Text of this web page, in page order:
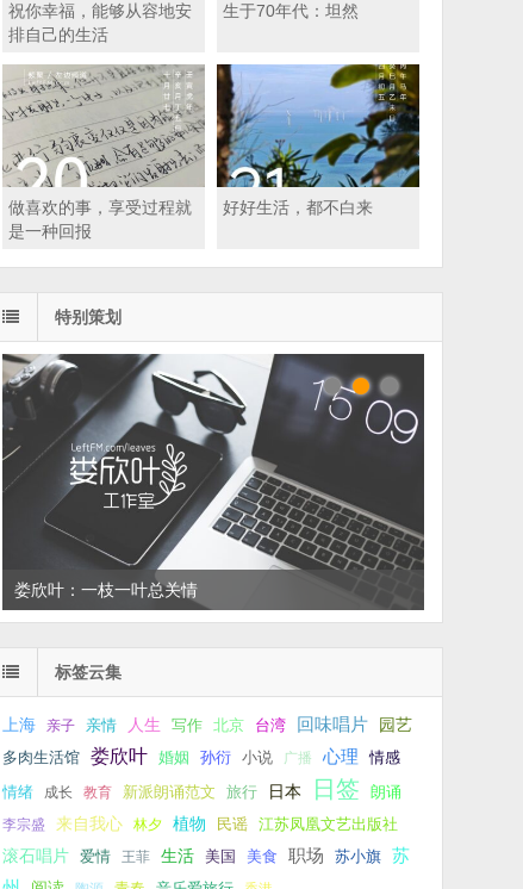
祝你幸福，能够从容地安
排自己的生活
生于70年代：坦然
做喜欢的事，享受过程就
是一种回报
好好生活，都不白来
特别策划
娄欣叶：一枝一叶总关情
左叔：一生中还有多少个你
标签云集
上海 亲子 亲情 人生 写作 北京 台湾 回味唱片 园艺
多肉生活馆 娄欣叶 婚姻 孙衍 小说 广播 心理 情感
情绪 成长 教育 新派朗诵范文 旅行 日本 日签 朗诵
李宗盛 来自我心 林夕 植物 民谣
江苏凤凰文艺出版社
滚石唱片
爱情 王菲 生活 美国 美食 职场 苏小旗
苏